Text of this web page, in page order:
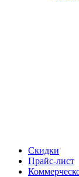
Скидки
Прайс-лист